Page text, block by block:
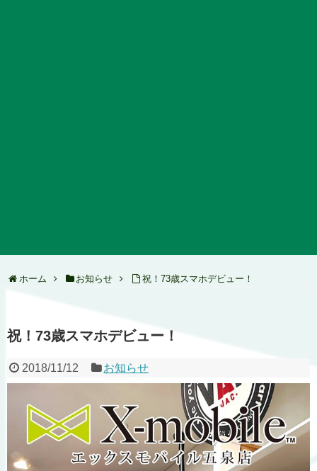
ホーム お知らせ 祝！73歳スマホデビュー！
祝！73歳スマホデビュー！
2018/11/12 お知らせ